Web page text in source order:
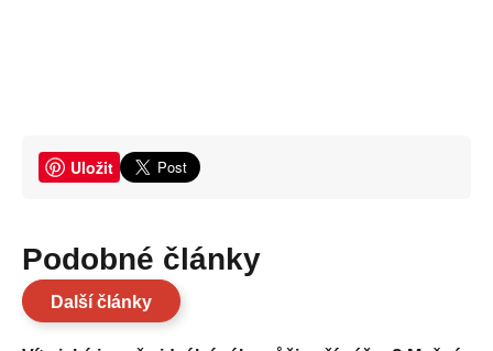
Uložit
Podobné články
Další články